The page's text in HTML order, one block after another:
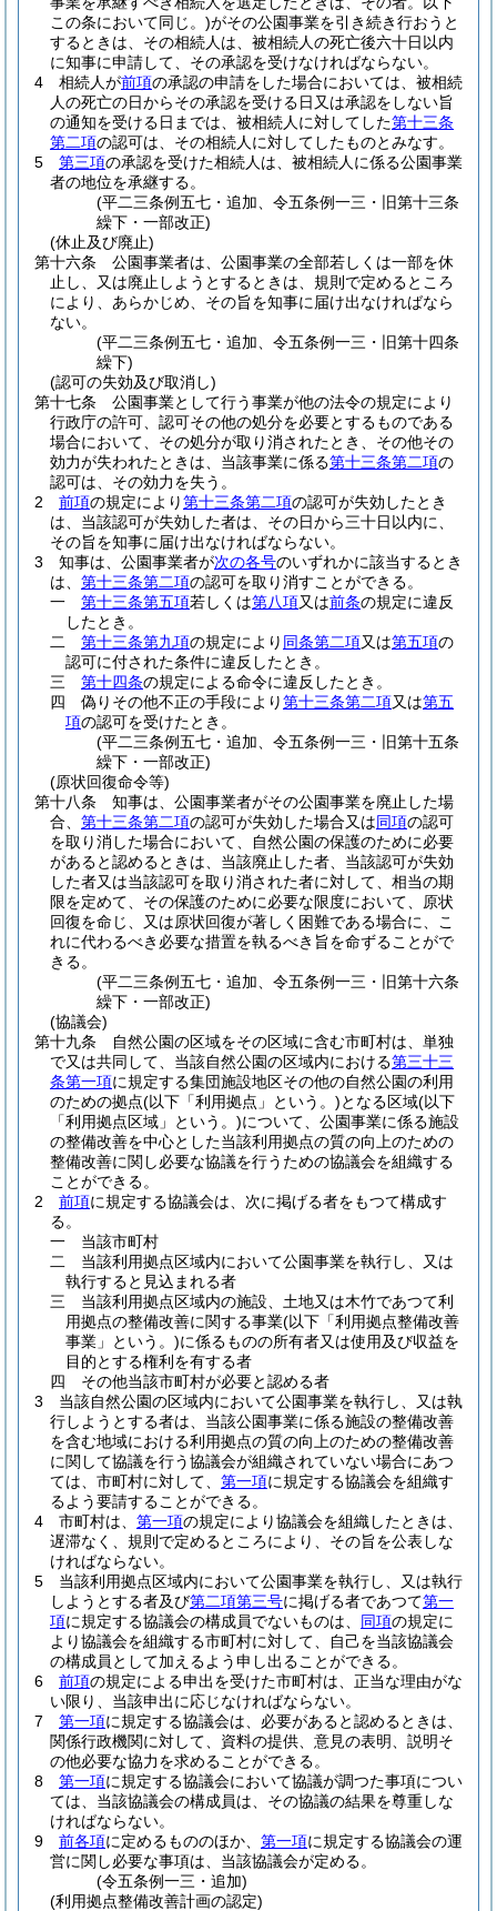
この条において同じ。)がその公園事業を引き続き行おうと
するときは、その相続人は、被相続人の死亡後六十日以内
に知事に申請して、その承認を受けなければならない。
4
相続人が前項の承認の申請をした場合においては、被相続
人の死亡の日からその承認を受ける日又は承認をしない旨
の通知を受ける日までは、被相続人に対してした第十三条
第二項の認可は、その相続人に対してしたものとみなす。
5
第三項の承認を受けた相続人は、被相続人に係る公園事業
者の地位を承継する。
(平二三条例五七・追加、令五条例一三・旧第十三条
繰下・一部改正)
(休止及び廃止)
第十六条
公園事業者は、公園事業の全部若しくは一部を休
止し、又は廃止しようとするときは、規則で定めるところ
により、あらかじめ、その旨を知事に届け出なければなら
ない。
(平二三条例五七・追加、令五条例一三・旧第十四条
繰下)
(認可の失効及び取消し)
第十七条
公園事業として行う事業が他の法令の規定により
行政庁の許可、認可その他の処分を必要とするものである
場合において、その処分が取り消されたとき、その他その
効力が失われたときは、当該事業に係る第十三条第二項の
認可は、その効力を失う。
2
前項の規定により第十三条第二項の認可が失効したとき
は、当該認可が失効した者は、その日から三十日以内に、
その旨を知事に届け出なければならない。
3
知事は、公園事業者が次の各号のいずれかに該当するとき
は、 第十三条第二項の認可を取り消すことができる。
一
第十三条第五項若しくは第八項又は前条の規定に違反
したとき。
二
第十三条第九項の規定により 同条第二項又は第五項の
認可に付された条件に違反したとき。
三
第十四条の規定による命令に違反したとき。
四
偽りその他不正の手段により第十三条第二項又は第五
項の認可を受けたとき。
(平二三条例五七・追加、令五条例一三・旧第十五条
繰下・一部改正)
(原状回復命令等)
第十八条
知事は、公園事業者がその公園事業を廃止した場
合、 第十三条第二項の認可が失効した場合又は同項の認可
を取り消した場合において、自然公園の保護のために必要
があると認めるときは、当該廃止した者、当該認可が失効
した者又は当該認可を取り消された者に対して、相当の期
限を定めて、その保護のために必要な限度において、原状
回復を命じ、又は原状回復が著しく困難である場合に、こ
れに代わるべき必要な措置を執るべき旨を命ずることがで
きる。
(平二三条例五七・追加、令五条例一三・旧第十六条
繰下・一部改正)
(協議会)
第十九条
自然公園の区域をその区域に含む市町村は、単独
で又は共同して、当該自然公園の区域内における第三十三
条第一項に規定する集団施設地区その他の自然公園の利用
のための拠点(以下「利用拠点」という。)となる区域(以下
「利用拠点区域」という。)について、公園事業に係る施設
の整備改善を中心とした当該利用拠点の質の向上のための
整備改善に関し必要な協議を行うための協議会を組織する
ことができる。
2
前項に規定する協議会は、次に掲げる者をもつて構成す
る。
一
当該市町村
二
当該利用拠点区域内において公園事業を執行し、又は
執行すると見込まれる者
三
当該利用拠点区域内の施設、土地又は木竹であつて利
用拠点の整備改善に関する事業(以下「利用拠点整備改善
事業」という。)に係るものの所有者又は使用及び収益を
目的とする権利を有する者
四
その他当該市町村が必要と認める者
3
当該自然公園の区域内において公園事業を執行し、又は執
行しようとする者は、当該公園事業に係る施設の整備改善
を含む地域における利用拠点の質の向上のための整備改善
に関して協議を行う協議会が組織されていない場合にあつ
ては、市町村に対して、 第一項に規定する協議会を組織す
るよう要請することができる。
4
市町村は、 第一項の規定により協議会を組織したときは、
遅滞なく、規則で定めるところにより、その旨を公表しな
ければならない。
5
当該利用拠点区域内において公園事業を執行し、又は執行
しようとする者及び第二項第三号に掲げる者であつて第一
項に規定する協議会の構成員でないものは、 同項の規定に
より協議会を組織する市町村に対して、自己を当該協議会
の構成員として加えるよう申し出ることができる。
6
前項の規定による申出を受けた市町村は、正当な理由がな
い限り、当該申出に応じなければならない。
7
第一項に規定する協議会は、必要があると認めるときは、
関係行政機関に対して、資料の提供、意見の表明、説明そ
の他必要な協力を求めることができる。
8
第一項に規定する協議会において協議が調つた事項につい
ては、当該協議会の構成員は、その協議の結果を尊重しな
ければならない。
9
前各項に定めるもののほか、 第一項に規定する協議会の運
営に関し必要な事項は、当該協議会が定める。
(令五条例一三・追加)
(利用拠点整備改善計画の認定)